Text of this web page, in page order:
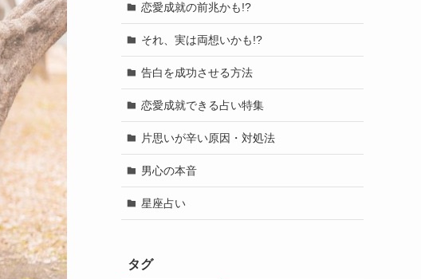
恋愛成就の前兆かも!?
それ、実は両想いかも!?
告白を成功させる方法
恋愛成就できる占い特集
片思いが辛い原因・対処法
男心の本音
星座占い
タグ